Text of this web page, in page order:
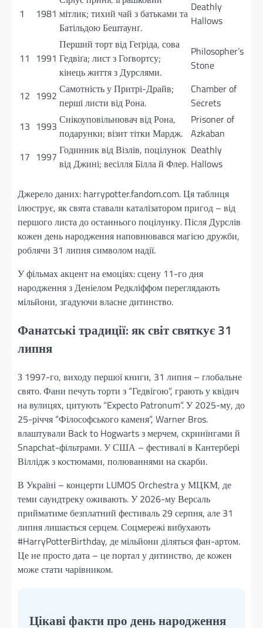
1 1981 мітлик; тихий чай з батьками та
Батільдою Бештаунґ.
Deathly
Hallows
11 1991
Перший торт від Геґріда, сова
Гедвіґа; лист з Гоґвортсу;
кінець життя з Дурслями.
Philosopher’s
Stone
12 1992 Самотність у Притрі-Драйв;
перші листи від Рона.
Chamber of
Secrets
13 1993 Снікоуповільнювач від Рона,
подарунки; візит тітки Мардж.
Prisoner of
Azkaban
17 1997 Годинник від Візлів, поцілунок
від Джині; весілля Білла й Флер.
Deathly
Hallows
Джерело даних: harrypotter.fandom.com. Ця таблиця
ілюструє, як свята ставали каталізатором пригод – від
першого листа до останнього поцілунку. Після Дурслів
кожен день народження наповнювався магією дружби,
роблячи 31 липня символом надії.
У фільмах акцент на емоціях: сцену 11-го дня
народження з Деніелом Редкліффом переглядають
мільйони, згадуючи власне дитинство.
Фанатські традиції: як світ святкує 31
липня
З 1997-го, виходу першої книги, 31 липня – глобальне
свято. Фани печуть торти з “Гедвігою”, грають у квідич
на вулицях, цитують “Expecto Patronum”. У 2025-му, до
25-річчя “Філософського каменя”, Warner Bros.
влаштували Back to Hogwarts з мерчем, скринінгами й
Snapchat-фільтрами. У США – фестивалі в Кантербері
Віллідж з костюмами, полюваннями на скарби.
В Україні – концерти LUMOS Orchestra у МЦКМ, де
теми саундтреку оживають. У 2026-му Версаль
прийматиме безплатний фестиваль 29 серпня, але 31
липня лишається серцем. Соцмережі вибухають
#HarryPotterBirthday, де мільйони діляться фан-артом.
Це не просто дата – це портал у дитинство, де кожен
може стати чарівником.
Цікаві факти про день народження